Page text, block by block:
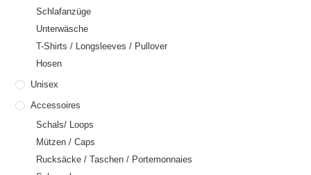
Schlafanzüge
Unterwäsche
T-Shirts / Longsleeves / Pullover
Hosen
Unisex
Accessoires
Schals/ Loops
Mützen / Caps
Rucksäcke / Taschen / Portemonnaies